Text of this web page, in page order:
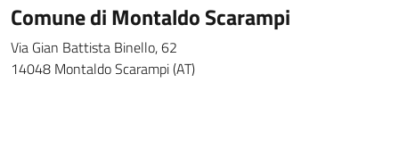
Comune di Montaldo Scarampi
Via Gian Battista Binello, 62
14048 Montaldo Scarampi (AT)